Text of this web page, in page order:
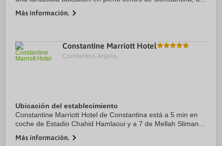
Museum. Además, este hotel se ...
Más información.
Constantine Marriott Hotel
Constantina, Argelia.
Ubicación del establecimiento
Constantine Marriott Hotel de Constantina está a 5 min en
coche de Estadio Chahid Hamlaoui y a 7 de Mellah Slimane
km de Mezquita Emir Abdel ...
Más información.